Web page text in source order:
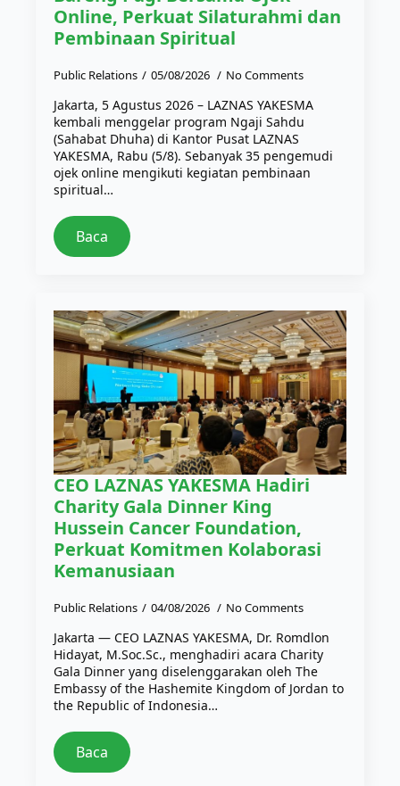
Online, Perkuat Silaturahmi dan
Pembinaan Spiritual
Public Relations 05/08/2026 No Comments
Jakarta, 5 Agustus 2026 – LAZNAS YAKESMA
kembali menggelar program Ngaji Sahdu
(Sahabat Dhuha) di Kantor Pusat LAZNAS
YAKESMA, Rabu (5/8). Sebanyak 35 pengemudi
ojek online mengikuti kegiatan pembinaan
spiritual…
Baca
CEO LAZNAS YAKESMA Hadiri
Charity Gala Dinner King
Hussein Cancer Foundation,
Perkuat Komitmen Kolaborasi
Kemanusiaan
Public Relations 04/08/2026 No Comments
Jakarta — CEO LAZNAS YAKESMA, Dr. Romdlon
Hidayat, M.Soc.Sc., menghadiri acara Charity
Gala Dinner yang diselenggarakan oleh The
Embassy of the Hashemite Kingdom of Jordan to
the Republic of Indonesia…
Baca